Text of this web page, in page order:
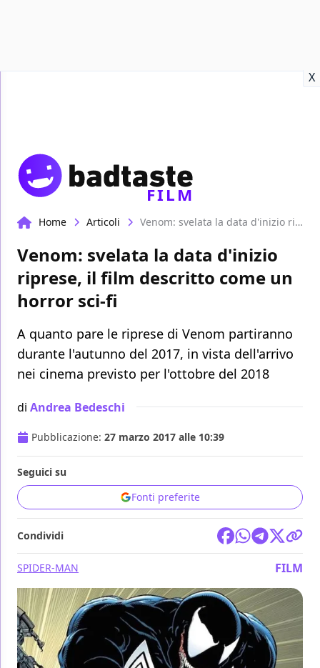
X
FILM
Home Articoli Venom: svelata la data d'inizio riprese, il film descritto come un horror sci-fi
Venom: svelata la data d'inizio
riprese, il film descritto come un
horror sci-fi
A quanto pare le riprese di Venom partiranno
durante l'autunno del 2017, in vista dell'arrivo
nei cinema previsto per l'ottobre del 2018
di Andrea Bedeschi
Pubblicazione: 27 marzo 2017 alle 10:39
Seguici su
Fonti preferite
Condividi
SPIDER-MAN FILM